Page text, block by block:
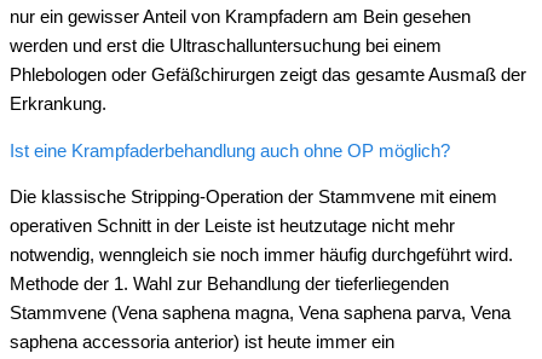
nur ein gewisser Anteil von Krampfadern am Bein gesehen
werden und erst die Ultraschalluntersuchung bei einem
Phlebologen oder Gefäßchirurgen zeigt das gesamte Ausmaß der
Erkrankung.
Ist eine Krampfaderbehandlung auch ohne OP möglich?
Die klassische Stripping-Operation der Stammvene mit einem
operativen Schnitt in der Leiste ist heutzutage nicht mehr
notwendig, wenngleich sie noch immer häufig durchgeführt wird.
Methode der 1. Wahl zur Behandlung der tieferliegenden
Stammvene (Vena saphena magna, Vena saphena parva, Vena
saphena accessoria anterior) ist heute immer ein